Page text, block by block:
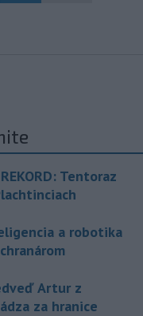
Tentoraz
a robotika
Artur z
za hranice